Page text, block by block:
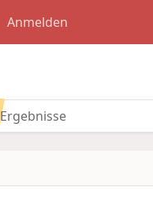
Anmelden
Ergebnisse